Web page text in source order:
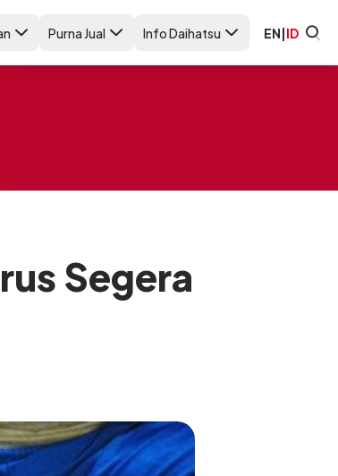
Purna Jual Info Daihatsu EN|ID
Segera